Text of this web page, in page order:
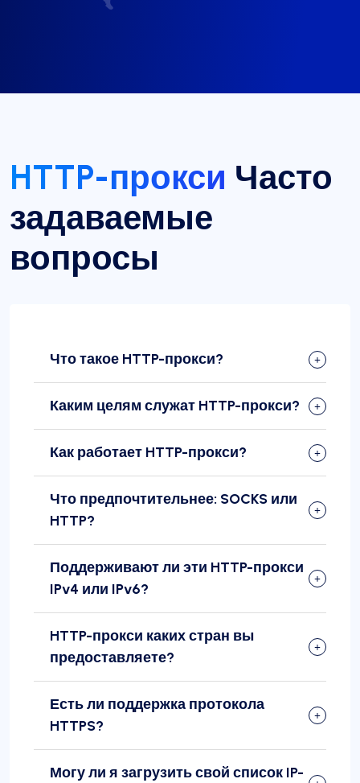
HTTP-прокси Часто
задаваемые
вопросы
Что такое HTTP-прокси?
Каким целям служат HTTP-прокси?
Как работает HTTP-прокси?
Что предпочтительнее: SOCKS или
HTTP?
Поддерживают ли эти HTTP-прокси
IPv4 или IPv6?
HTTP-прокси каких стран вы
предоставляете?
Есть ли поддержка протокола
HTTPS?
Могу ли я загрузить свой список IP-